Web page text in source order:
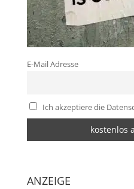
E-Mail Adresse
Ich akzeptiere die
ANZEIGE